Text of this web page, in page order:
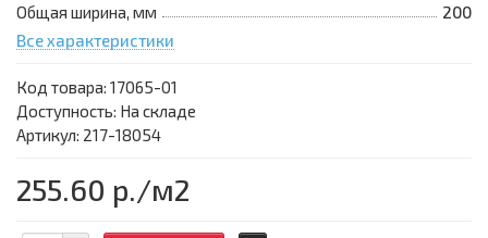
Общая ширина, мм
200
Все характеристики
Код товара: 17065-01
Доступность: На складе
Артикул: 217-18054
255.60 р./м2